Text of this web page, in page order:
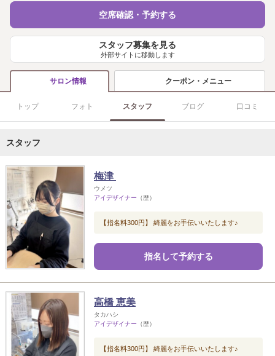
空席確認・予約する
スタッフ募集を見る
外部サイトに移動します
サロン情報 クーポン・メニュー
トップ フォト スタッフ ブログ 口コミ
スタッフ
梅津
ウメツ
アイデザイナー （歴）
【指名料300円】 綺麗をお手伝いいたします♪
指名して予約する
高橋 恵美
タカハシ
アイデザイナー （歴）
【指名料300円】 綺麗をお手伝いいたします♪